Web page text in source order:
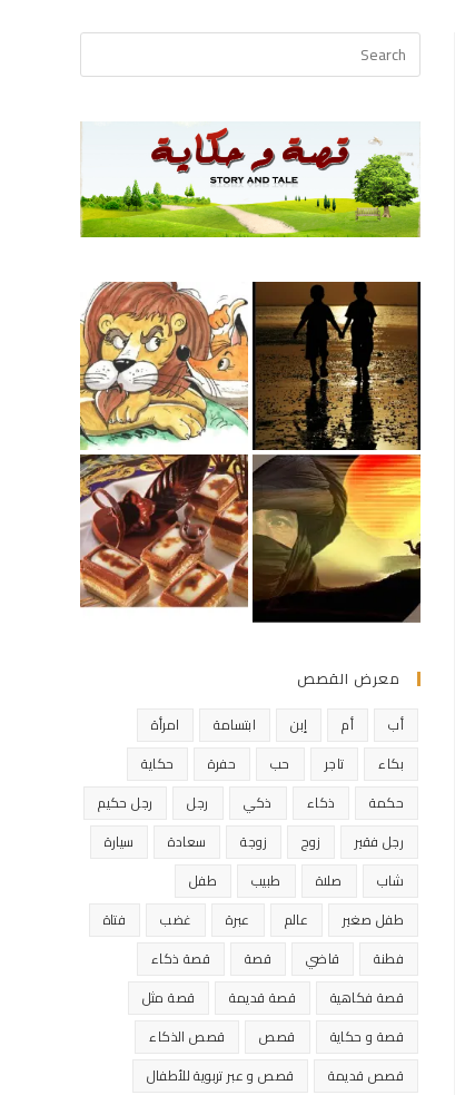
معرض القصص
أب أم إبن ابتسامة
امرأة
بكاء
تاجر حب حفرة
حكاية
حكمة
ذكاء ذكي رجل
رجل حكيم
رجل فقير
زوج زوجة سعادة
سيارة
شاب
صلاة طبيب
طفل
طفل صغير
عالم عبرة غضب
فتاة
فطنة
قاضي قصة
قصة ذكاء
قصة فكاهية
قصة قديمة
قصة مثل
قصة و حكاية
قصص
قصص الذكاء
قصص قديمة
قصص و عبر تربوية للأطفال